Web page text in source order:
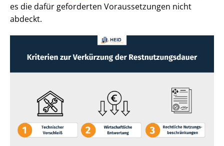
es die dafür geforderten Voraussetzungen nicht
abdeckt.